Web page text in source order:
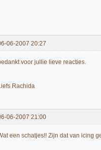
06-2007 20:27
voor jullie lieve reacties.
Rachida
06-2007 21:00
een schatjes!! Zijn dat van icing